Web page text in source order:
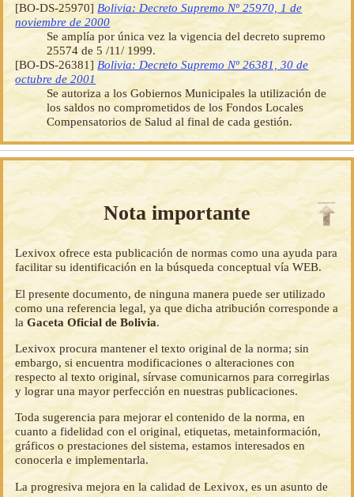
[BO-DS-25970] Bolivia: Decreto Supremo Nº 25970, 1 de
noviembre de 2000
Se amplía por única vez la vigencia del decreto supremo
25574 de 5 /11/ 1999.
[BO-DS-26381] Bolivia: Decreto Supremo Nº 26381, 30 de
octubre de 2001
Se autoriza a los Gobiernos Municipales la utilización de
los saldos no comprometidos de los Fondos Locales
Compensatorios de Salud al final de cada gestión.
Nota importante
Lexivox ofrece esta publicación de normas como una ayuda para
facilitar su identificación en la búsqueda conceptual vía WEB.
El presente documento, de ninguna manera puede ser utilizado
como una referencia legal, ya que dicha atribución corresponde a
laGaceta Oficial de Bolivia.
Lexivox procura mantener el texto original de la norma; sin
embargo, si encuentra modificaciones o alteraciones con
respecto al texto original, sírvase comunicarnos para corregirlas
y lograr una mayor perfección en nuestras publicaciones.
Toda sugerencia para mejorar el contenido de la norma, en
cuanto a fidelidad con el original, etiquetas, metainformación,
gráficos o prestaciones del sistema, estamos interesados en
conocerla e implementarla.
La progresiva mejora en la calidad de Lexivox, es un asunto de